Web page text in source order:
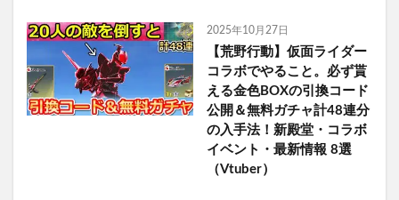
2025年10月27日
【荒野行動】仮面ライダー
コラボでやること。必ず貰
える金色BOXの引換コード
公開＆無料ガチャ計48連分
の入手法！新殿堂・コラボ
イベント・最新情報 8選
（Vtuber）